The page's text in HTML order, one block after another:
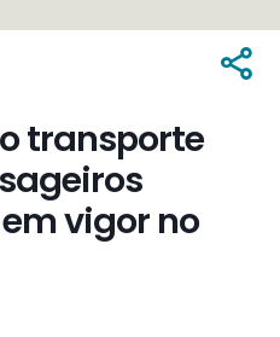
transporte
vigor no